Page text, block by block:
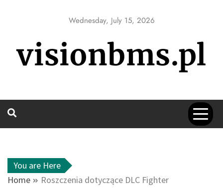
Wednesday, July 15, 2026
visionbms.pl
You are Here
Home
Roszczenia dotyczące DLC Fighter